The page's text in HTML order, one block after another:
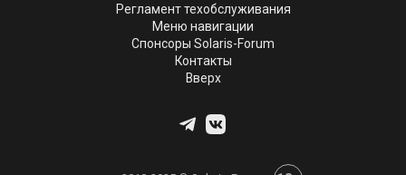
Регламент техобслуживания
Меню навигации
Спонсоры Solaris-Forum
Контакты
Вверх